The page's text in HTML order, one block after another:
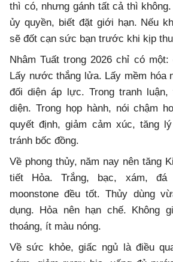
thì có, nhưng gánh tất cả thì
ủy quyền, biết đặt giới hạn. Nếu
sẽ đốt cạn sức bạn trước khi kịp
Nhâm Tuất trong 2026 chỉ có
Lấy nước thắng lửa. Lấy mềm hóa
đối diện áp lực. Trong tranh
diện. Trong họp hành, nói chậm
quyết định, giảm cảm xúc, tăng
tránh bốc đồng.
Về phong thủy, năm nay nên tăng
tiết Hỏa. Trắng, bạc, xám, đá
moonstone đều tốt. Thủy dùng
dụng. Hỏa nên hạn chế. Không
thoáng, ít màu nóng.
Về sức khỏe, giấc ngủ là điều